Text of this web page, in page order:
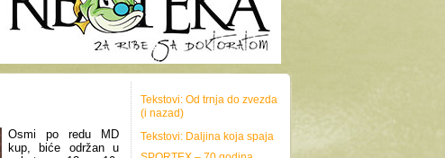
Osmi po redu MD
kup, biće održan u
Tekstovi: Od trnja do zvezda
(i nazad)
Tekstovi: Daljina koja spaja